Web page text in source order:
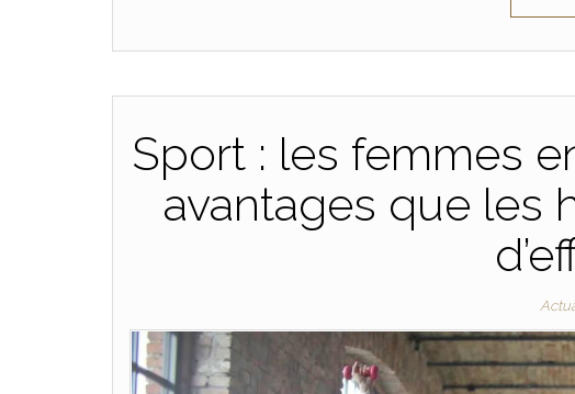
Sport : les femmes
avantages que les